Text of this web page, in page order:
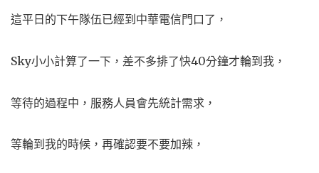
這平日的下午隊伍已經到中華電信門口了，
Sky小小計算了一下，差不多排了快40分鐘才輪到我，
等待的過程中，服務人員會先統計需求，
等輪到我的時候，再確認要不要加辣，